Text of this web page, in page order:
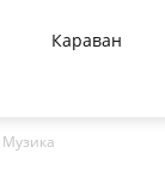
Караван
Музика